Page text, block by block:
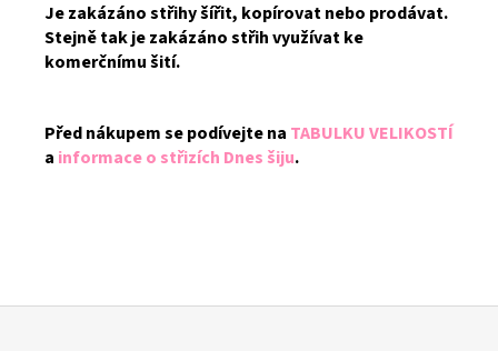
Je zakázáno střihy šířit, kopírovat nebo prodávat.
Stejně tak je zakázáno střih využívat ke
komerčnímu šití.
Před nákupem se podívejte na TABULKU VELIKOSTÍ
a informace o střizích Dnes šiju.
Z